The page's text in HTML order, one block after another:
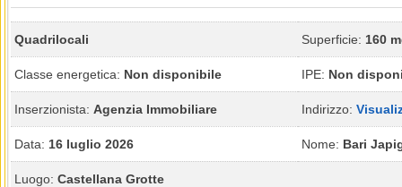
Quadrilocali Superficie: 160
Classe energetica: Non disponibile IPE: Non
Inserzionista: Agenzia Immobiliare Indirizzo:
Data: 16 luglio 2026 Nome: Bari
Luogo: Castellana Grotte